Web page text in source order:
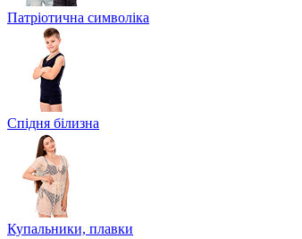
Патріотична символіка
Спідня білизна
Купальники, плавки